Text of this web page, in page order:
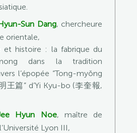
Sun Dang, chercheure
orientale,
et histoire : la fabrique du
dans la tradition
l’épopée “Tong-myŏng
王篇” d’Yi Kyu-bo (李奎報,
Hyun Noe, maître de
Lyon III,